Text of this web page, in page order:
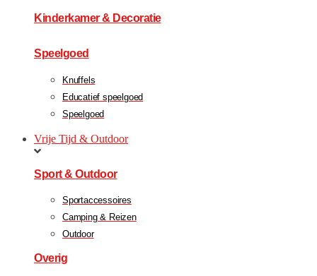
Kinderkamer & Decoratie
Speelgoed
Knuffels
Educatief speelgoed
Speelgoed
Vrije Tijd & Outdoor
Sport & Outdoor
Sportaccessoires
Camping & Reizen
Outdoor
Overig